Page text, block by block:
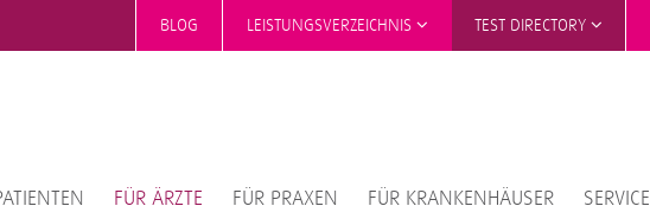
BLOG LEISTUNGSVERZEICHNIS TEST DIRECTORY
FÜR ÄRZTE FÜR PRAXEN FÜR KRANKENHÄUSER SERVICE